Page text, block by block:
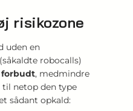
risikozone
uden en
robocalls)
forbudt, medmindre
netop den type
sådant opkald: